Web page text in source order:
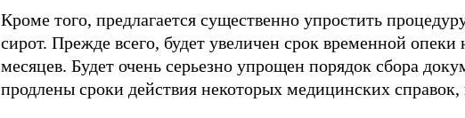
Кроме того, предлагается существенно упростить
сирот. Прежде всего, будет увеличен срок временной
месяцев. Будет очень серьезно упрощен порядок сбора
продлены сроки действия некоторых медицинских справок,